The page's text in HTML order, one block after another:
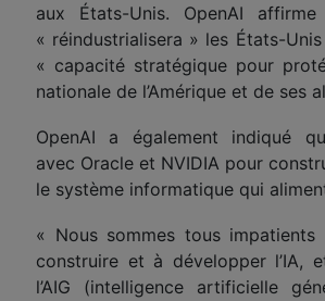
aux États-Unis. OpenAI
« réindustrialisera » les États-
« capacité stratégique pour
nationale de l’Amérique et de ses
OpenAI a également indiqué
avec Oracle et NVIDIA pour
le système informatique qui
« Nous sommes tous
construire et à développer l’IA,
l’AIG (intelligence artificielle